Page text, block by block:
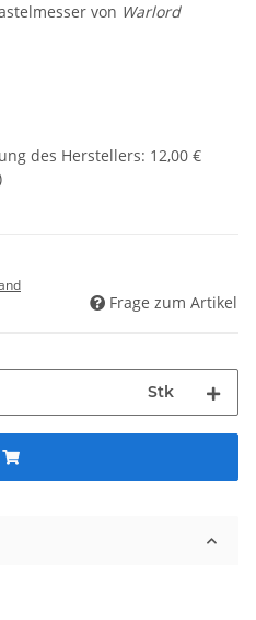
von Warlord
des Herstellers: 12,00 €
Frage zum Artikel
Stk